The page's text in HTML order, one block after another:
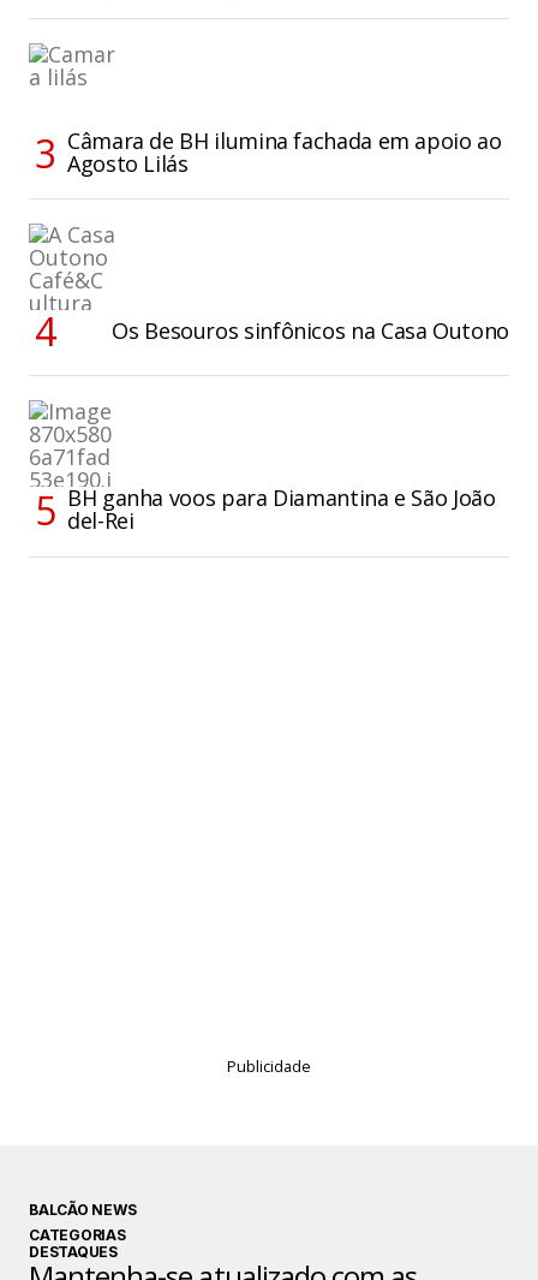
Câmara de BH ilumina fachada em apoio ao
Agosto Lilás
Os Besouros sinfônicos na Casa Outono
BH ganha voos para Diamantina e São João
del-Rei
Publicidade
BALCÃO NEWS
CATEGORIAS
DESTAQUES